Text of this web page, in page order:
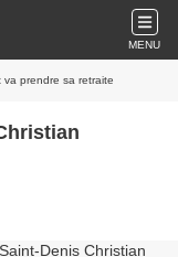
MENU
prendre sa retraite